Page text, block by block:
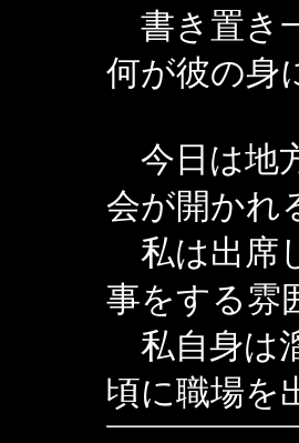
書き置き
何が彼の身
今日は地
会が開かれ
私は出席
事をする雰
私自身は
頃に職場を